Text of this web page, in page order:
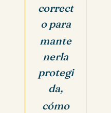
correct
o para
mante
nerla
protegi
da,
cómo